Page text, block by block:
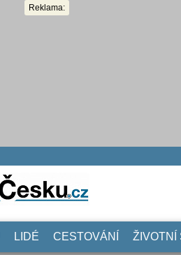
Reklama:
LIDÉ CESTOVÁNÍ ŽIVOTNÍ